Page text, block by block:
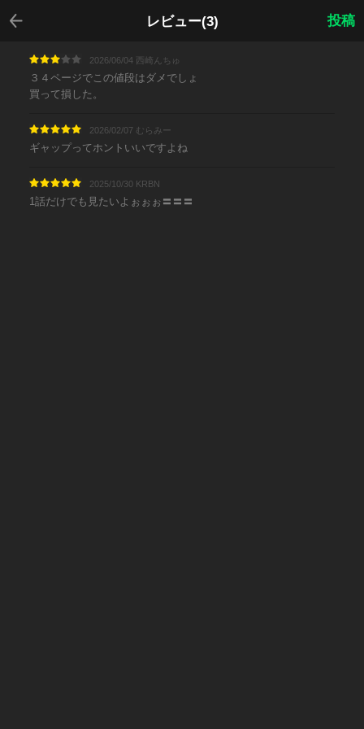
レビュー(3)
戻る
投稿
2026/06/04 西崎んちゅ
３４ページでこの値段はダメでしょ
買って損した。
2026/02/07 むらみー
ギャップってホントいいですよね
2025/10/30 KRBN
1話だけでも見たいよぉぉぉ〓〓〓